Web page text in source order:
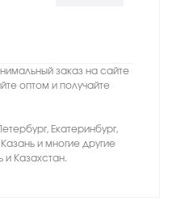
заказ на сайте
оптом и получайте
Екатеринбург,
и многие другие
и Казахстан.